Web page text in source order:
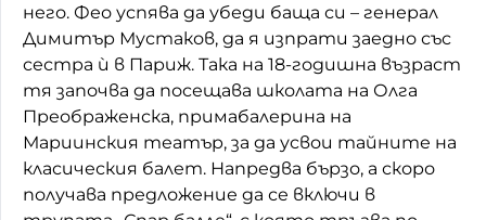
него. Фео успява да убеди баща си – генерал
Димитър Мустаков, да я изпрати заедно със
сестра ѝ в Париж. Така на 18-годишна възраст
тя започва да посещава школата на Олга
Преображенска, примабалерина на
Мариинския театър, за да усвои тайните на
класическия балет. Напредва бързо, а скоро
получава предложение да се включи в